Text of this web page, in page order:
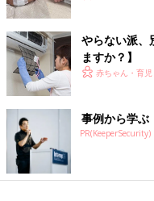
雨の日は、しっかり株元ま
ても大丈夫です。雨の強さ
いている時もあるので、
雪が降った時は、１〜2日
でもかまいません。寒冷
を避け、暖房のない室内や
てあげます。
季節の変化を感じる暮
盆栽の樹種は大きく分け
やらない派、
ますか？】
赤ちゃん・育児
事例から学ぶ
PR(KeeperSecurity)